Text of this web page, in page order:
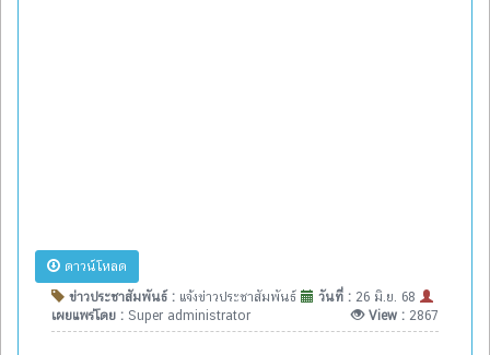
ดาวน์โหลด
ข่าวประชาสัมพันธ์ : แจ้งข่าวประชาสัมพันธ์ วันที่ : 26 มิ.ย. 68
เผยแพร่โดย : Super administrator View : 2867